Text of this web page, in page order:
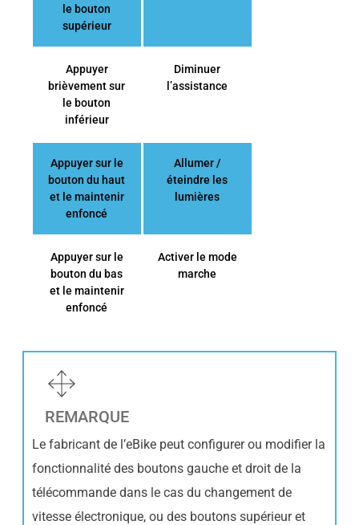
le bouton
supérieur
Appuyer
brièvement sur
le bouton
inférieur
Diminuer
l’assistance
Appuyer sur le
bouton du haut
et le maintenir
enfoncé
Allumer /
éteindre les
lumières
Appuyer sur le
bouton du bas
et le maintenir
enfoncé
Activer le mode
marche
REMARQUE
Le fabricant de l’eBike peut configurer ou modifier la
fonctionnalité des boutons gauche et droit de la
télécommande dans le cas du changement de
vitesse électronique, ou des boutons supérieur et